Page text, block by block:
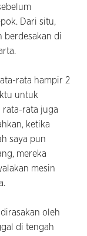
Dari situ,
berdesakan di
rata hampir 2
untuk
rata-rata juga
ketika
saya pun
mereka
mesin
oleh
di tengah